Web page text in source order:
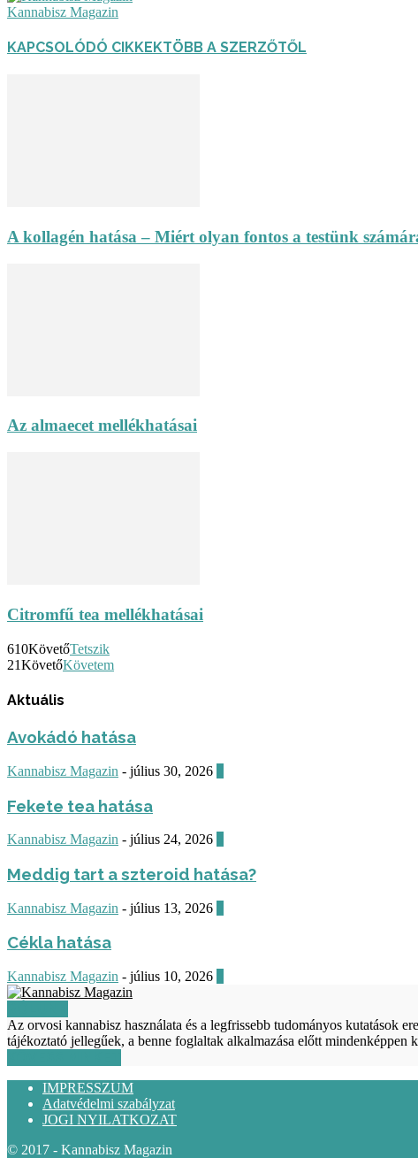
Kannabisz Magazin
KAPCSOLÓDÓ CIKKEKTÖBB A SZERZŐTŐL
A kollagén hatása – Miért olyan fontos a testünk
Az almaecet mellékhatásai
Citromfű tea mellékhatásai
610KövetőTetszik
21KövetőKövetem
Aktuális
Avokádó hatása
Kannabisz Magazin - július 30, 2026
Fekete tea hatása
Kannabisz Magazin - július 24, 2026
Meddig tart a szteroid hatása?
Kannabisz Magazin - július 13, 2026
Cékla hatása
Kannabisz Magazin - július 10, 2026
Az orvosi kannabisz használata és a legfrissebb tudományos
tájékoztató jellegűek, a benne foglaltak alkalmazása előtt mindenképpen
IMPRESSZUM
Adatvédelmi szabályzat
JOGI NYILATKOZAT
© 2017 - Kannabisz Magazin